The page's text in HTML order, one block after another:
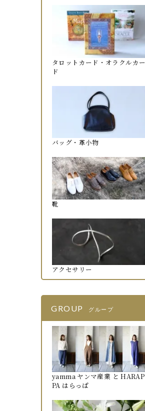
タロットカード・オラクルカー
ド
バッグ・革小物
靴
アクセサリー
GROUP グループ
yamma ヤンマ産業 と HARAP
PA はらっぱ